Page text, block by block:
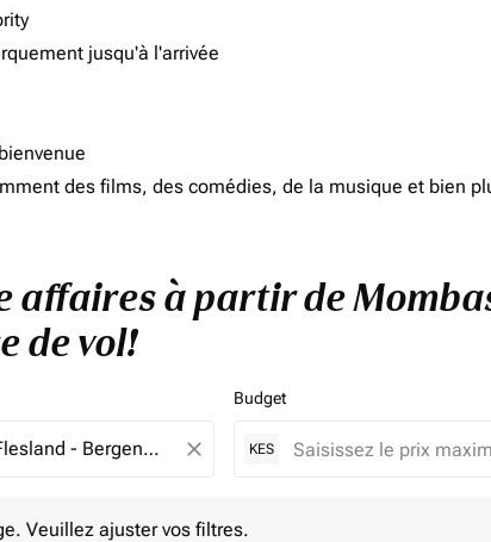
jusqu'à l'arrivée
des films, des comédies, de la musique et bien
affaires à partir de
de vol!
close
Budget
KES
Veuillez ajuster vos filtres.